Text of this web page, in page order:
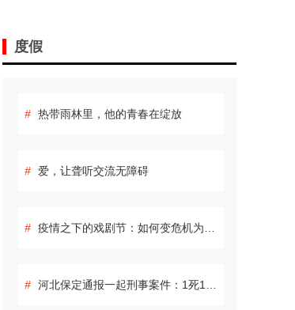
度假
# 热带雨林里，他的青春在绽放
# 爱，让聋听交流无障碍
# 疫情之下的戏剧节：如何变危机为生机
# 河北保定通报一起刑事案件：1死1伤 嫌疑人自杀身亡